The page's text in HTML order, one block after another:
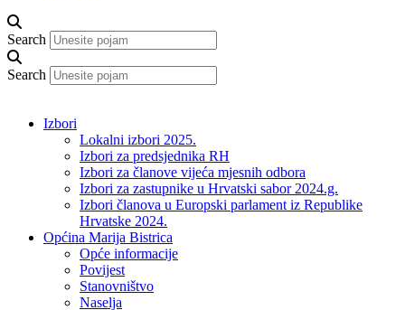
Search
Search
Izbori
Lokalni izbori 2025.
Izbori za predsjednika RH
Izbori za članove vijeća mjesnih odbora
Izbori za zastupnike u Hrvatski sabor 2024.g.
Izbori članova u Europski parlament iz Republike
Hrvatske 2024.
Općina Marija Bistrica
Opće informacije
Povijest
Stanovništvo
Naselja